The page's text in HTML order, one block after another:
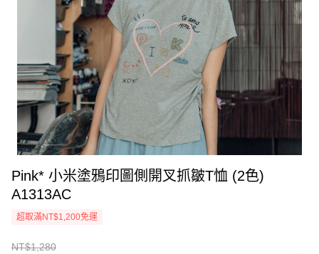
Pink* 小米塗鴉印圖側開叉抓皺T恤 (2色)
A1313AC
超取滿NT$1,200免運
NT$1,280